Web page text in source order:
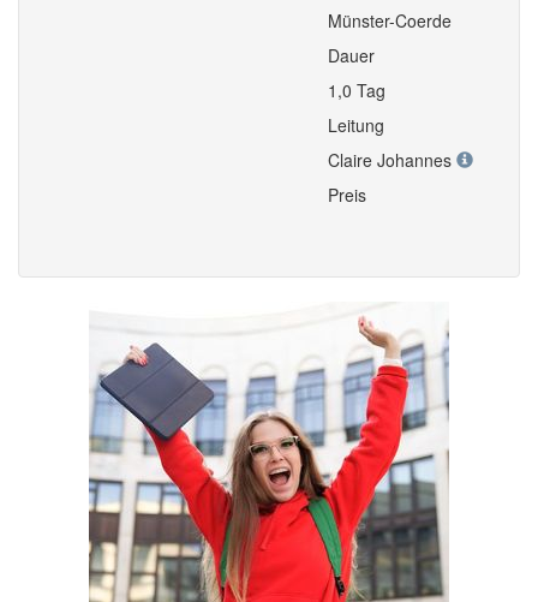
Münster-Coerde
Dauer
1,0 Tag
Leitung
Claire Johannes
Preis